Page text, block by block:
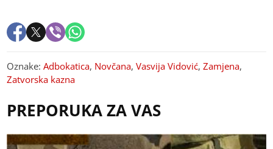
Oznake:Adbokatica, Novčana,Vasvija Vidović,Zamjena,
Zatvorska kazna
PREPORUKA ZA VAS